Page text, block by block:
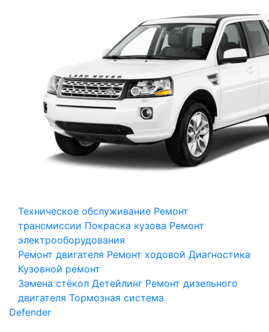
Техническое обслуживание Ремонт
трансмиссии Покраска кузова Ремонт
электрооборудования
Ремонт двигателя Ремонт ходовой Диагностика
Кузовной ремонт
Замена стёкол Детейлинг Ремонт дизельного
двигателя Тормозная система
Defender